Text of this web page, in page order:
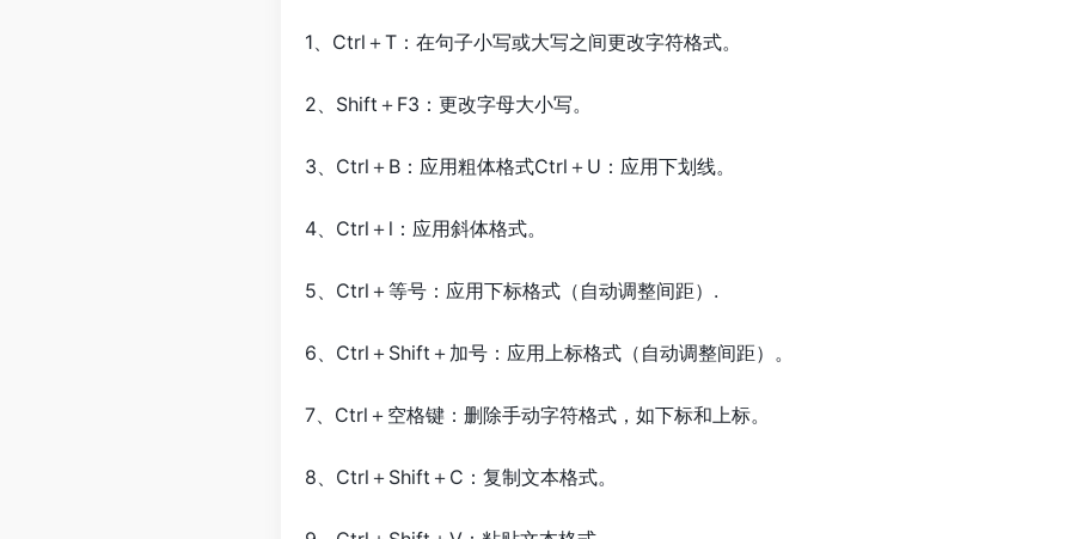
1、Ctrl＋T：在句子小写或大写之间更改字符格式。
2、Shift＋F3：更改字母大小写。
3、Ctrl＋B：应用粗体格式Ctrl＋U：应用下划线。
4、Ctrl＋l：应用斜体格式。
5、Ctrl＋等号：应用下标格式（自动调整间距）.
6、Ctrl＋Shift＋加号：应用上标格式（自动调整间距）。
7、Ctrl＋空格键：删除手动字符格式，如下标和上标。
8、Ctrl＋Shift＋C：复制文本格式。